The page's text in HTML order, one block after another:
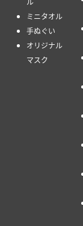
ミニタオル
手ぬぐい
オリジナル
マスク